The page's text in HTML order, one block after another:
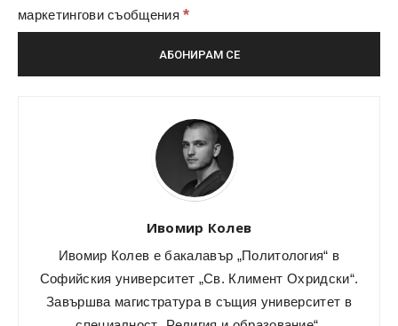
маркетингови съобщения*
Ивомир Колев
Ивомир Колев е бакалавър „Политология“ в
Софийския университет „Св. Климент Охридски“.
Завършва магистратура в същия университет в